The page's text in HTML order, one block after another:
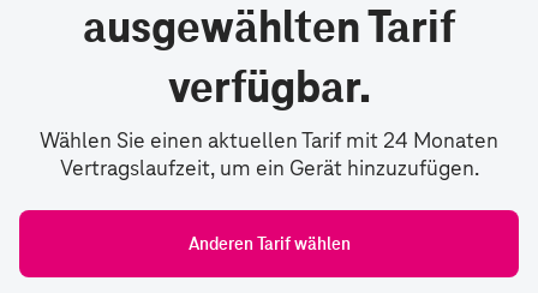
ausgewählten Tarif
verfügbar.
Wählen Sie einen aktuellen Tarif mit 24 Monaten
Vertragslaufzeit, um ein Gerät hinzuzufügen.
Anderen Tarif wählen